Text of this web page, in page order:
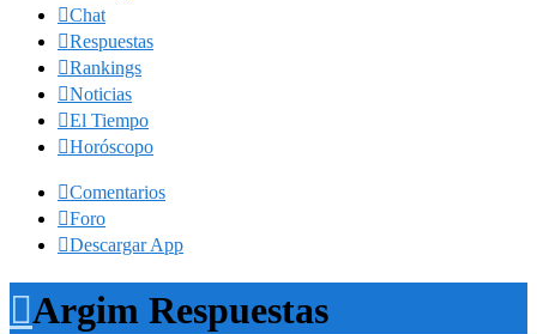
Chat
Respuestas
Rankings
Noticias
El Tiempo
Horóscopo
Comentarios
Foro
Descargar App
Argim Respuestas